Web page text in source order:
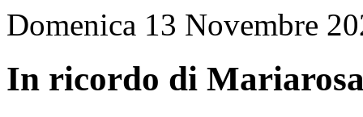
Domenica 13 Novembre
In ricordo di